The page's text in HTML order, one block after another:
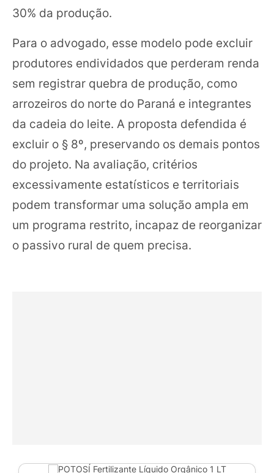
30% da produção.
Para o advogado, esse modelo pode excluir
produtores endividados que perderam renda
sem registrar quebra de produção, como
arrozeiros do norte do Paraná e integrantes
da cadeia do leite. A proposta defendida é
excluir o § 8º, preservando os demais pontos
do projeto. Na avaliação, critérios
excessivamente estatísticos e territoriais
podem transformar uma solução ampla em
um programa restrito, incapaz de reorganizar
o passivo rural de quem precisa.